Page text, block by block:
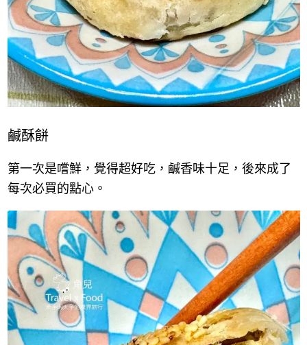
鹹酥餅
第一次是嚐鮮，覺得超好吃，鹹香味十足，後來成了
每次必買的點心。